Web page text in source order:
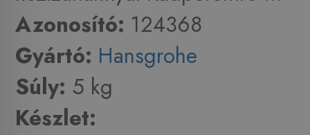
Azonosító: 124368
Gyártó: Hansgrohe
Súly: 5 kg
Készlet: